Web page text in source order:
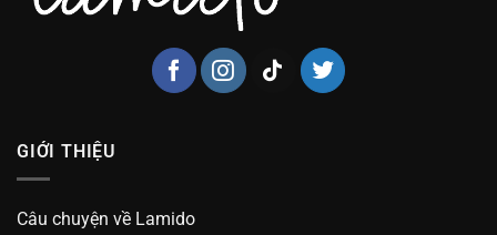
GIỚI THIỆU
Câu chuyện về Lamido